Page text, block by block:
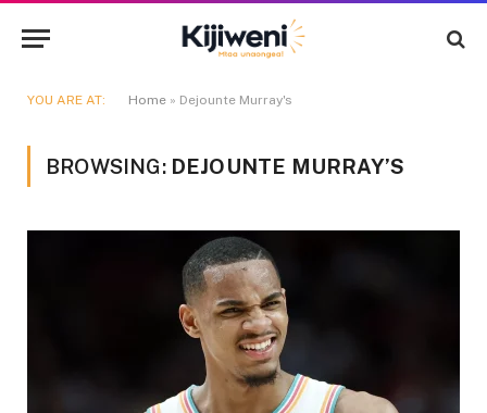
YOU ARE AT: Home » Dejounte Murray's
BROWSING: DEJOUNTE MURRAY’S